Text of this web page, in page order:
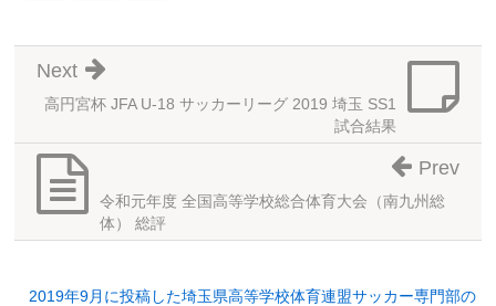
高円宮杯 JFA U-18 サッカーリーグ 2019 埼玉 SS1
試合結果
Next
令和元年度 全国高等学校総合体育大会（南九州総
体） 総評
Prev
2019年9月に投稿した埼玉県高等学校体育連盟サッカー専門部の